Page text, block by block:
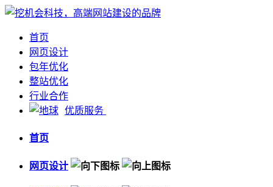
首页
网页设计
包年优化
整站优化
行业合作
优质服务
首页
网页设计